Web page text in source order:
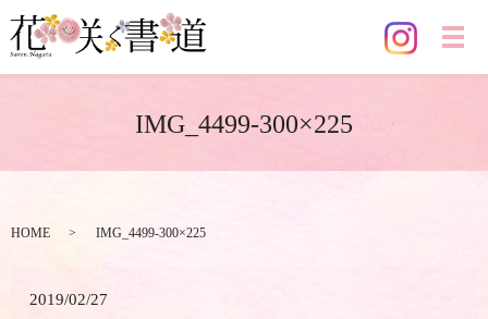
メ
IMG_4499-300×225
HOME IMG_4499-300×225
2019/02/27